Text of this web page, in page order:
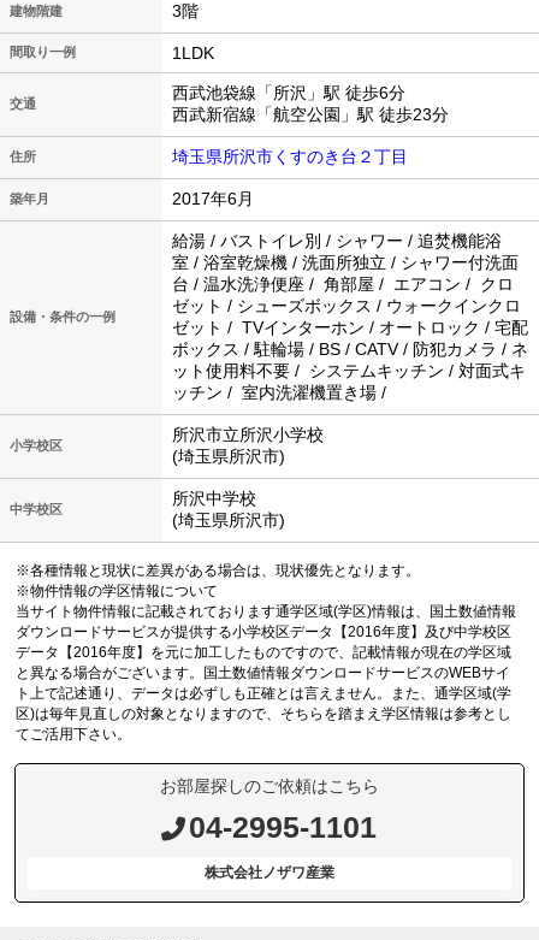
建物階建 3階
間取り一例 1LDK
交通
西武池袋線「所沢」駅 徒歩6分
西武新宿線「航空公園」駅 徒歩23分
住所 埼玉県所沢市くすのき台２丁目
築年月 2017年6月
設備・条件の一例
給湯 / バストイレ別 / シャワー / 追焚機能浴
室 / 浴室乾燥機 / 洗面所独立 / シャワー付洗面
台 / 温水洗浄便座 / 角部屋 / エアコン / クロ
ゼット / シューズボックス / ウォークインクロ
ゼット / TVインターホン / オートロック / 宅配
ボックス / 駐輪場 / BS / CATV / 防犯カメラ / ネ
ット使用料不要 / システムキッチン / 対面式キ
ッチン / 室内洗濯機置き場 /
小学校区
所沢市立所沢小学校
(埼玉県所沢市)
中学校区
所沢中学校
(埼玉県所沢市)
※各種情報と現状に差異がある場合は、現状優先となります。
※物件情報の学区情報について
当サイト物件情報に記載されております通学区域(学区)情報は、国土数値情報
ダウンロードサービスが提供する小学校区データ【2016年度】及び中学校区
データ【2016年度】を元に加工したものですので、記載情報が現在の学区域
と異なる場合がございます。国土数値情報ダウンロードサービスのWEBサイ
ト上で記述通り、データは必ずしも正確とは言えません。また、通学区域(学
区)は毎年見直しの対象となりますので、そちらを踏まえ学区情報は参考とし
てご活用下さい。
お部屋探しのご依頼はこちら
04-2995-1101
株式会社ノザワ産業